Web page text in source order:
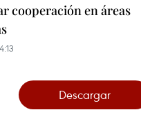
cooperación en áreas
Descargar